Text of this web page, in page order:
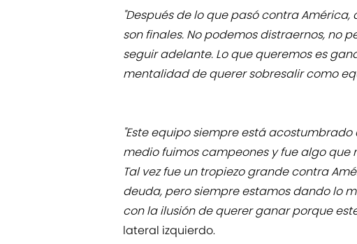
"Después de lo que pasó contra
son finales. No podemos distraernos, no
seguir adelante. Lo que queremos es
mentalidad de querer sobresalir como
"Este equipo siempre está
medio fuimos campeones y fue algo que
Tal vez fue un tropiezo grande contra
deuda, pero siempre estamos dando lo
con la ilusión de querer ganar porque
lateral izquierdo.